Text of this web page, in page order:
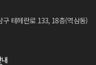
구 테헤란로 133, 18층(역삼동)